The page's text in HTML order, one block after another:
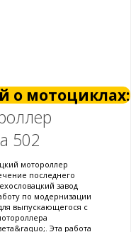
о мотоциклах:
502
мотороллер
последнего
завод
по модернизации
выпускающегося с
Эта работа